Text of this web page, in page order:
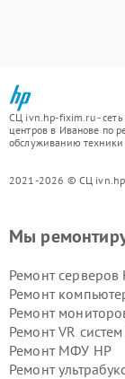
СЦ ivn.hp-fixim.ru - сеть
центров в Иванове по
обслуживанию техники
2021-2026 © СЦ
Мы
Ремонт серверов
Ремонт
Ремонт
Ремонт VR
Ремонт МФУ HP
Ремонт